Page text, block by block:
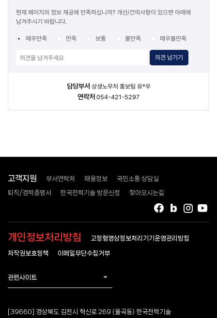
만족도
조사
현재 페이지의 정보 제공에 만족하십니까? 개선/건의사항이 있으면 아래에
남겨주시기 바랍니다.
매우만족 만족 보통 불만족 매우불만족
의견 남기기
담당부서 상생노무처 홍보팀 유*우
연락처 054-421-5297
고객지원 부서연락처 채용정보 국민소통 상담실
퇴직/경력증명서 한국전력기술 방문신청 찾아오시는길
인스
블로그
페이스북
개인정보처리방침 고정형영상정보처리기기운영관리방침
저작권보호정책 이메일무단수집거부
관련사이트
[39660] 경상북도 김천시 혁신로 269 (율곡동) 한국전력기술